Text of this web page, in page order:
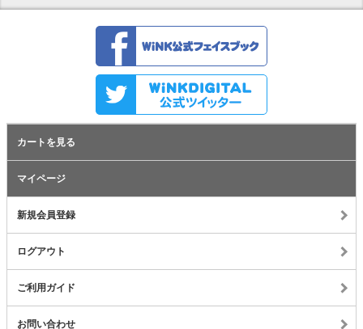
カートを見る
マイページ
新規会員登録
ログアウト
ご利用ガイド
お問い合わせ